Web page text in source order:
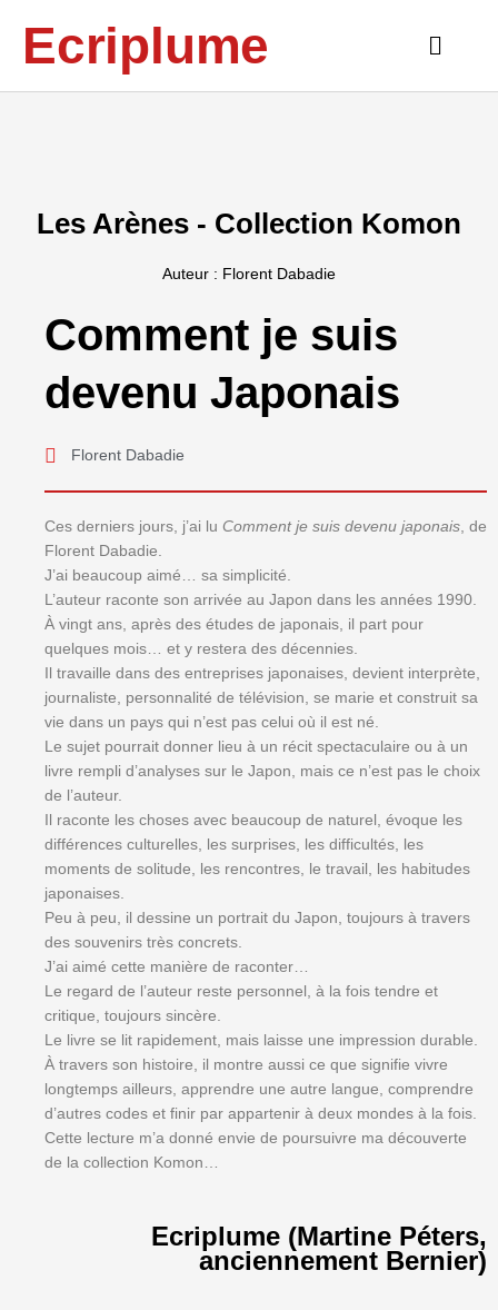
contenuEcriplume
Main
Les Arènes - Collection Komon
Auteur : Florent Dabadie
Comment je suis
devenu Japonais
Florent Dabadie
Ces derniers jours, j’ai lu Comment je suis devenu japonais, de
Florent Dabadie.
J’ai beaucoup aimé… sa simplicité.
L’auteur raconte son arrivée au Japon dans les années 1990.
À vingt ans, après des études de japonais, il part pour
quelques mois… et y restera des décennies.
Il travaille dans des entreprises japonaises, devient interprète,
journaliste, personnalité de télévision, se marie et construit sa
vie dans un pays qui n’est pas celui où il est né.
Le sujet pourrait donner lieu à un récit spectaculaire ou à un
livre rempli d’analyses sur le Japon, mais ce n’est pas le choix
de l’auteur.
Il raconte les choses avec beaucoup de naturel, évoque les
différences culturelles, les surprises, les difficultés, les
moments de solitude, les rencontres, le travail, les habitudes
japonaises.
Peu à peu, il dessine un portrait du Japon, toujours à travers
des souvenirs très concrets.
J’ai aimé cette manière de raconter…
Le regard de l’auteur reste personnel, à la fois tendre et
critique, toujours sincère.
Le livre se lit rapidement, mais laisse une impression durable.
À travers son histoire, il montre aussi ce que signifie vivre
longtemps ailleurs, apprendre une autre langue, comprendre
d’autres codes et finir par appartenir à deux mondes à la fois.
Cette lecture m’a donné envie de poursuivre ma découverte
de la collection Komon…
Ecriplume (Martine Péters,
anciennement Bernier)